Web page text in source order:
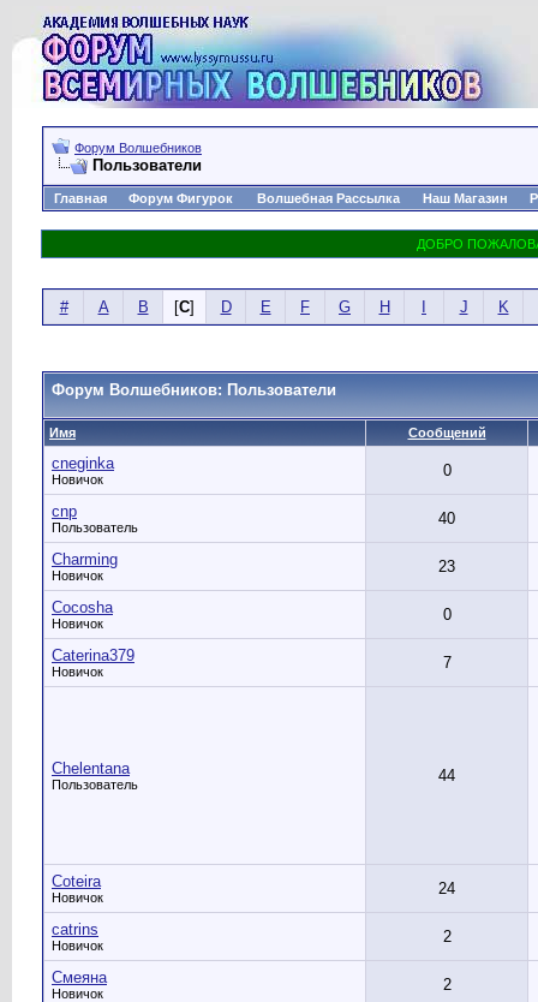
Форум Волшебников
Пользователи
Главная Форум Фигурок Волшебная Рассылка Наш Магазин
# A B [C] D E F G H J K
Форум Волшебников: Пользователи
Имя Сообщений
cneginka
Новичок 0
cnp
Пользователь 40
Charming
Новичок 23
Cocosha
Новичок 0
Caterina379
Новичок 7
Chelentana
Пользователь 44
Coteira
Новичок 24
catrins
Новичок 2
Cмеяна
Новичок 2